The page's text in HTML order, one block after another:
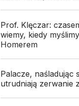
Prof. Klęczar:
wiemy, kiedy
Homerem
Palacze, naśladując
utrudniają zerwanie